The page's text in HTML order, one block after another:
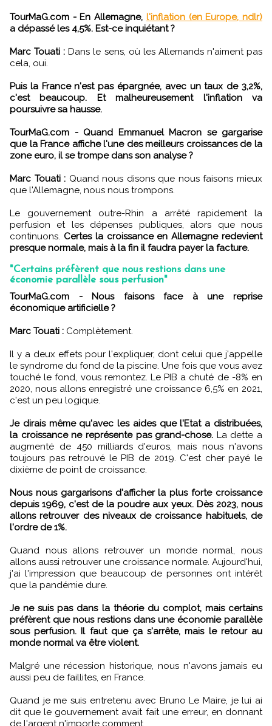
TourMaG.com - En Allemagne, l'inflation (en Europe, ndlr)
a dépassé les 4,5%. Est-ce inquiétant ?
Marc Touati : Dans le sens, où les Allemands n'aiment pas
cela, oui.
Puis la France n'est pas épargnée, avec un taux de 3,2%,
c'est beaucoup. Et malheureusement l'inflation va
poursuivre sa hausse.
TourMaG.com - Quand Emmanuel Macron se gargarise
que la France affiche l'une des meilleurs croissances de la
zone euro, il se trompe dans son analyse ?
Marc Touati : Quand nous disons que nous faisons mieux
que l'Allemagne, nous nous trompons.
Le gouvernement outre-Rhin a arrêté rapidement la
perfusion et les dépenses publiques, alors que nous
continuons. Certes la croissance en Allemagne redevient
presque normale, mais à la fin il faudra payer la facture.
"Certains préfèrent que nous restions dans une
économie parallèle sous perfusion"
TourMaG.com - Nous faisons face à une reprise
économique artificielle ?
Marc Touati : Complètement.
Il y a deux effets pour l'expliquer, dont celui que j'appelle
le syndrome du fond de la piscine. Une fois que vous avez
touché le fond, vous remontez. Le PIB a chuté de -8% en
2020, nous allons enregistré une croissance 6,5% en 2021,
c'est un peu logique.
Je dirais même qu'avec les aides que l'Etat a distribuées,
la croissance ne représente pas grand-chose. La dette a
augmenté de 450 milliards d'euros, mais nous n'avons
toujours pas retrouvé le PIB de 2019. C'est cher payé le
dixième de point de croissance.
Nous nous gargarisons d'afficher la plus forte croissance
depuis 1969, c'est de la poudre aux yeux. Dès 2023, nous
allons retrouver des niveaux de croissance habituels, de
l'ordre de 1%.
Quand nous allons retrouver un monde normal, nous
allons aussi retrouver une croissance normale. Aujourd'hui,
j'ai l'impression que beaucoup de personnes ont intérêt
que la pandémie dure.
Je ne suis pas dans la théorie du complot, mais certains
préfèrent que nous restions dans une économie parallèle
sous perfusion. Il faut que ça s'arrête, mais le retour au
monde normal va être violent.
Malgré une récession historique, nous n'avons jamais eu
aussi peu de faillites, en France.
Quand je me suis entretenu avec Bruno Le Maire, je lui ai
dit que le gouvernement avait fait une erreur, en donnant
de l'argent n'importe comment.